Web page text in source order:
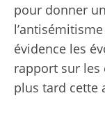
pour donner
évidence les
rapport sur les
plus tard cette